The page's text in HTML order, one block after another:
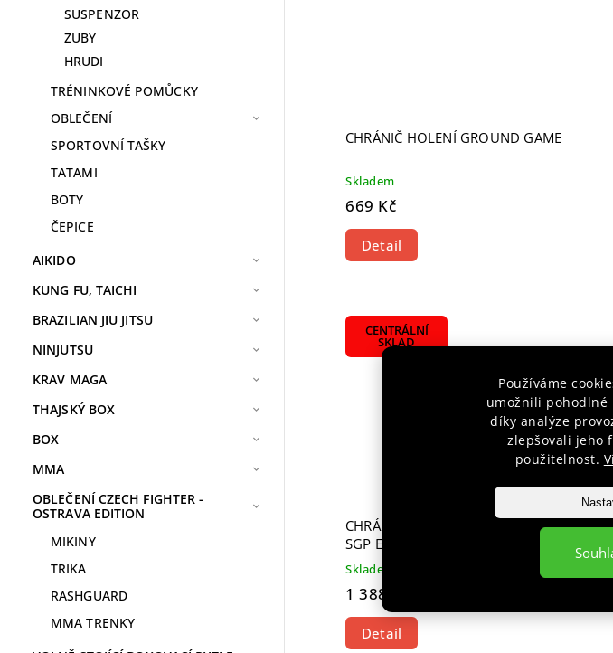
Používáme
umožnili
díky analýze
zlepšovali jeho
použitelnost.
SUSPENZOR
ZUBY
HRUDI
TRÉNINKOVÉ POMŮCKY
OBLEČENÍ
SPORTOVNÍ TAŠKY
TATAMI
BOTY
ČEPICE
AIKIDO
KUNG FU, TAICHI
BRAZILIAN JIU JITSU
NINJUTSU
KRAV MAGA
THAJSKÝ BOX
BOX
MMA
OBLEČENÍ CZECH FIGHTER -
OSTRAVA EDITION
MIKINY
TRIKA
RASHGUARD
MMA TRENKY
CHRÁNIČ HOLENÍ GROUND GAME
Skladem
669 Kč
Detail
CENTRÁLNÍ
SKLAD
CHRÁNIČE NOHOU FIGHTER STRIPE
SGP EDICE - MODRÁ
Skladem
1 388 Kč
Detail